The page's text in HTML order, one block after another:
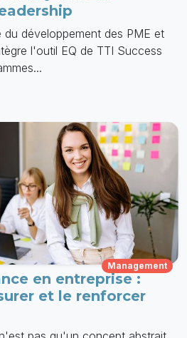
du développement des PME et
l'outil EQ de TTI Success
Management
en entreprise :
et le renforcer